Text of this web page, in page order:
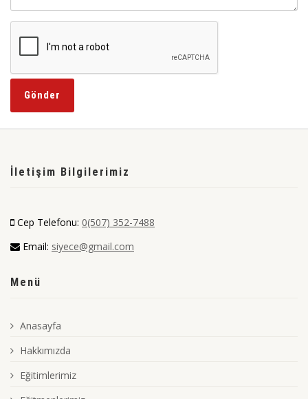
İletişim Bilgilerimiz
Cep Telefonu: 0(507) 352-7488
Email: siyece@gmail.com
Menü
Anasayfa
Hakkımızda
Eğitimlerimiz